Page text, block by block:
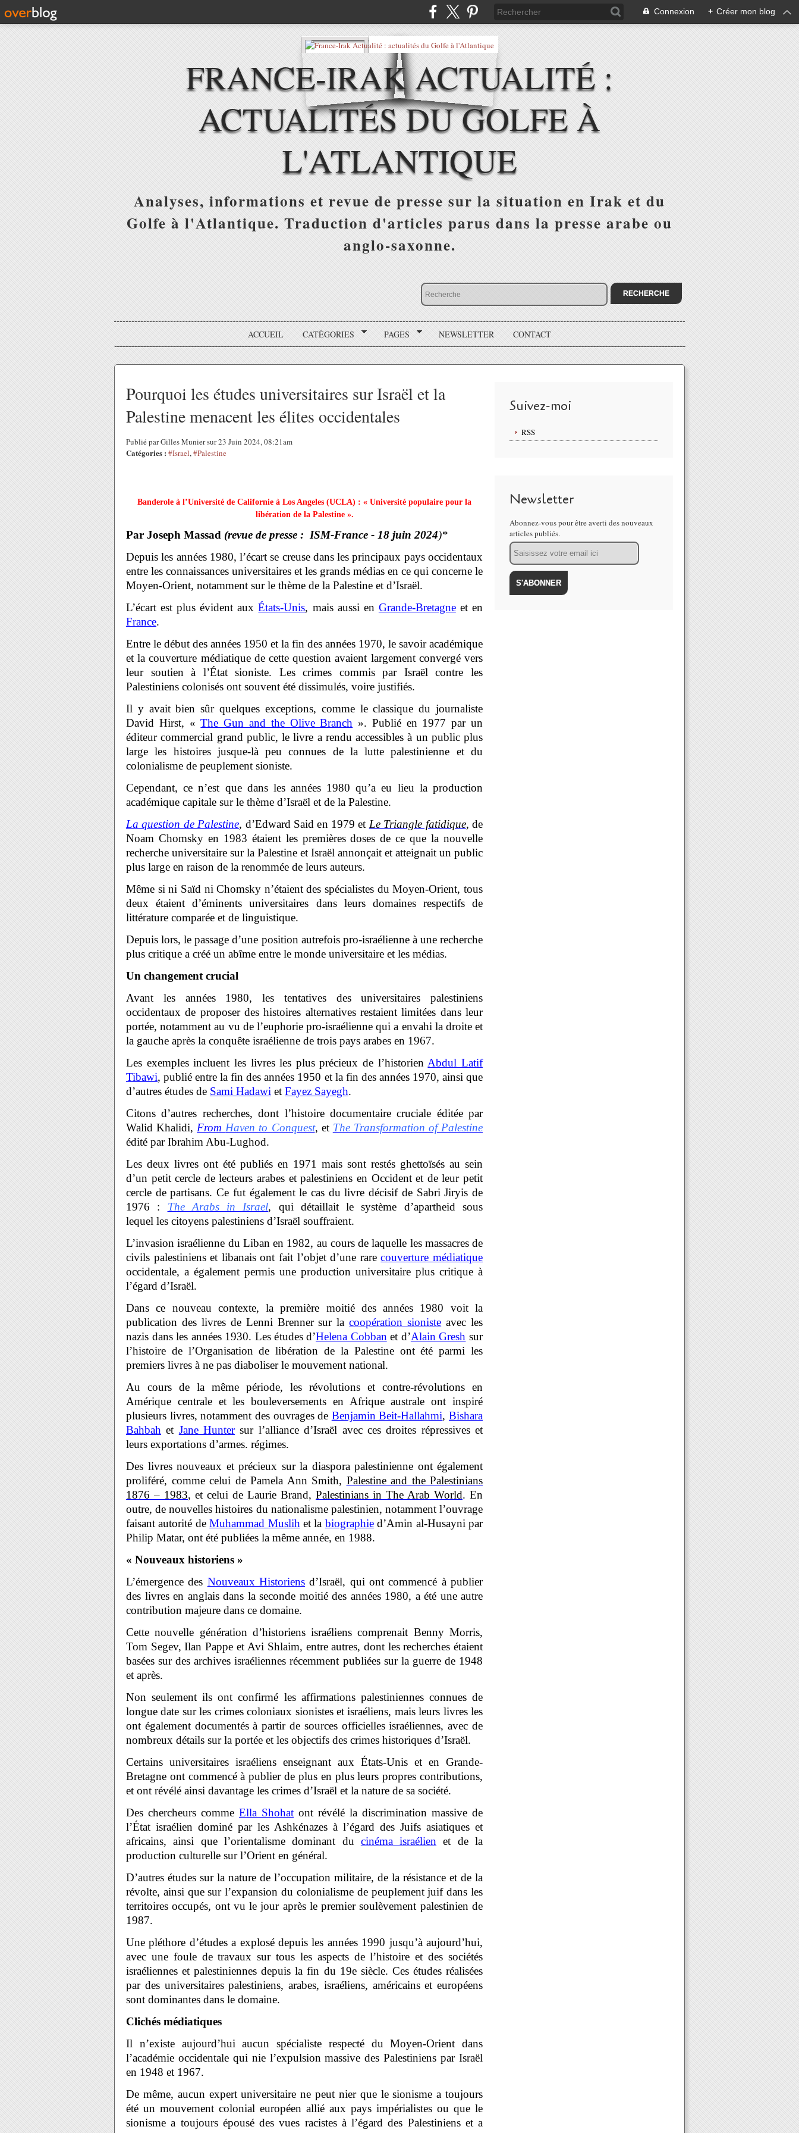
Connexion + Créer mon blog
FRANCE-IRAK ACTUALITÉ :
ACTUALITÉS DU GOLFE À
L'ATLANTIQUE
Analyses, informations et revue de presse sur la situation en Irak et du
Golfe à l'Atlantique. Traduction d'articles parus dans la presse arabe ou
anglo-saxonne.
ACCUEIL CATÉGORIES PAGES NEWSLETTER CONTACT
Pourquoi les études universitaires sur Israël et la
Palestine menacent les élites occidentales
Publié par Gilles Munier sur 23 Juin 2024, 08:21am
Catégories : #Israel,#Palestine
Banderole à l’Université de Californie à Los Angeles (UCLA) : « Université populaire pour la
libération de la Palestine ».
Par Joseph Massad (revue de presse : ISM-France - 18 juin 2024)*
Depuis les années 1980, l’écart se creuse dans les principaux pays occidentaux
entre les connaissances universitaires et les grands médias en ce qui concerne le
Moyen-Orient, notamment sur le thème de la Palestine et d’Israël.
L’écart est plus évident auxÉtats-Unis, mais aussi en Grande-Bretagneet en
France.
Entre le début des années 1950 et la fin des années 1970, le savoir académique
et la couverture médiatique de cette question avaient largement convergé vers
leur soutien à l’État sioniste. Les crimes commis par Israël contre les
Palestiniens colonisés ont souvent été dissimulés, voire justifiés.
Il y avait bien sûr quelques exceptions, comme le classique du journaliste
David Hirst, «The Gun and the Olive Branch ». Publié en 1977 par un
éditeur commercial grand public, le livre a rendu accessibles à un public plus
large les histoires jusque-là peu connues de la lutte palestinienne et du
colonialisme de peuplement sioniste.
Cependant, ce n’est que dans les années 1980 qu’a eu lieu la production
académique capitale sur le thème d’Israël et de la Palestine.
La question de Palestine, d’Edward Said en 1979 et Le Triangle fatidique, de
Noam Chomsky en 1983 étaient les premières doses de ce que la nouvelle
recherche universitaire sur la Palestine et Israël annonçait et atteignait un public
plus large en raison de la renommée de leurs auteurs.
Même si ni Saïd ni Chomsky n’étaient des spécialistes du Moyen-Orient, tous
deux étaient d’éminents universitaires dans leurs domaines respectifs de
littérature comparée et de linguistique.
Depuis lors, le passage d’une position autrefois pro-israélienne à une recherche
plus critique a créé un abîme entre le monde universitaire et les médias.
Un changement crucial
Avant les années 1980, les tentatives des universitaires palestiniens
occidentaux de proposer des histoires alternatives restaient limitées dans leur
portée, notamment au vu de l’euphorie pro-israélienne qui a envahi la droite et
la gauche après la conquête israélienne de trois pays arabes en 1967.
Les exemples incluent les livres les plus précieux de l’historien Abdul Latif
Tibawi, publié entre la fin des années 1950 et la fin des années 1970, ainsi que
d’autres études de Sami Hadawi et Fayez Sayegh.
Citons d’autres recherches, dont l’histoire documentaire cruciale éditée par
Walid Khalidi, From Haven to Conquest, et The Transformation of Palestine
édité par Ibrahim Abu-Lughod.
Les deux livres ont été publiés en 1971 mais sont restés ghettoïsés au sein
d’un petit cercle de lecteurs arabes et palestiniens en Occident et de leur petit
cercle de partisans. Ce fut également le cas du livre décisif de Sabri Jiryis de
1976 : The Arabs in Israel, qui détaillait le système d’apartheid sous
lequel les citoyens palestiniens d’Israël souffraient.
L’invasion israélienne du Liban en 1982, au cours de laquelle les massacres de
civils palestiniens et libanais ont fait l’objet d’une rarecouverture médiatique
occidentale, a également permis une production universitaire plus critique à
l’égard d’Israël.
Dans ce nouveau contexte, la première moitié des années 1980 voit la
publication des livres de Lenni Brenner sur lacoopération sioniste avec les
nazis dans les années 1930. Les études d’Helena Cobban et d’Alain Gresh sur
l’histoire de l’Organisation de libération de la Palestine ont été parmi les
premiers livres à ne pas diaboliser le mouvement national.
Au cours de la même période, les révolutions et contre-révolutions en
Amérique centrale et les bouleversements en Afrique australe ont inspiré
plusieurs livres, notamment des ouvrages de Benjamin Beit-Hallahmi, Bishara
Bahbah et Jane Huntersur l’alliance d’Israël avec ces droites répressives et
leurs exportations d’armes. régimes.
Des livres nouveaux et précieux sur la diaspora palestinienne ont également
proliféré, comme celui de Pamela Ann Smith, Palestine and the Palestinians
1876 – 1983, et celui de Laurie Brand, Palestinians in The Arab World. En
outre, de nouvelles histoires du nationalisme palestinien, notamment l’ouvrage
faisant autorité deMuhammad Muslih et la biographied’Amin al-Husayni par
Philip Matar, ont été publiées la même année, en 1988.
« Nouveaux historiens »
L’émergence des Nouveaux Historiens d’Israël, qui ont commencé à publier
des livres en anglais dans la seconde moitié des années 1980, a été une autre
contribution majeure dans ce domaine.
Cette nouvelle génération d’historiens israéliens comprenait Benny Morris,
Tom Segev, Ilan Pappe et Avi Shlaim, entre autres, dont les recherches étaient
basées sur des archives israéliennes récemment publiées sur la guerre de 1948
et après.
Non seulement ils ont confirmé les affirmations palestiniennes connues de
longue date sur les crimes coloniaux sionistes et israéliens, mais leurs livres les
ont également documentés à partir de sources officielles israéliennes, avec de
nombreux détails sur la portée et les objectifs des crimes historiques d’Israël.
Certains universitaires israéliens enseignant aux États-Unis et en Grande-
Bretagne ont commencé à publier de plus en plus leurs propres contributions,
et ont révélé ainsi davantage les crimes d’Israël et la nature de sa société.
Des chercheurs comme Ella Shohat ont révélé la discrimination massive de
l’État israélien dominé par les Ashkénazes à l’égard des Juifs asiatiques et
africains, ainsi que l’orientalisme dominant du cinéma israélien et de la
production culturelle sur l’Orient en général.
D’autres études sur la nature de l’occupation militaire, de la résistance et de la
révolte, ainsi que sur l’expansion du colonialisme de peuplement juif dans les
territoires occupés, ont vu le jour après le premier soulèvement palestinien de
1987.
Une pléthore d’études a explosé depuis les années 1990 jusqu’à aujourd’hui,
avec une foule de travaux sur tous les aspects de l’histoire et des sociétés
israéliennes et palestiniennes depuis la fin du 19e siècle. Ces études réalisées
par des universitaires palestiniens, arabes, israéliens, américains et européens
sont dominantes dans le domaine.
Clichés médiatiques
Il n’existe aujourd’hui aucun spécialiste respecté du Moyen-Orient dans
l’académie occidentale qui nie l’expulsion massive des Palestiniens par Israël
en 1948 et 1967.
De même, aucun expert universitaire ne peut nier que le sionisme a toujours
été un mouvement colonial européen allié aux pays impérialistes ou que le
sionisme a toujours épousé des vues racistes à l’égard des Palestiniens et a
Suivez-moi
RSS
Newsletter
Abonnez-vous pour être averti des nouveaux
articles publiés.
Email